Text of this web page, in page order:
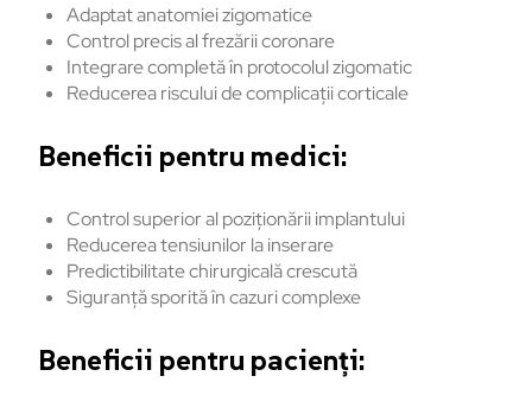
Adaptat anatomiei zigomatice
Control precis al frezării coronare
Integrare completă în protocolul zigomatic
Reducerea riscului de complicații corticale
Beneficii pentru medici:
Control superior al poziționării implantului
Reducerea tensiunilor la inserare
Predictibilitate chirurgicală crescută
Siguranță sporită în cazuri complexe
Beneficii pentru pacienți: